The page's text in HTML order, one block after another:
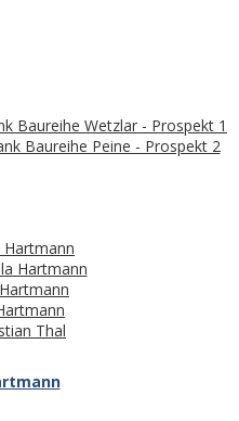
Hartmann
Hartmann
Thal